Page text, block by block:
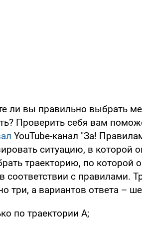
ли вы правильно выбрать
Проверить себя вам
YouTube-канал "За!
ситуацию, в которой
траекторию, по которой
соответствии с правилами.
три, а вариантов ответа –
по траектории А;